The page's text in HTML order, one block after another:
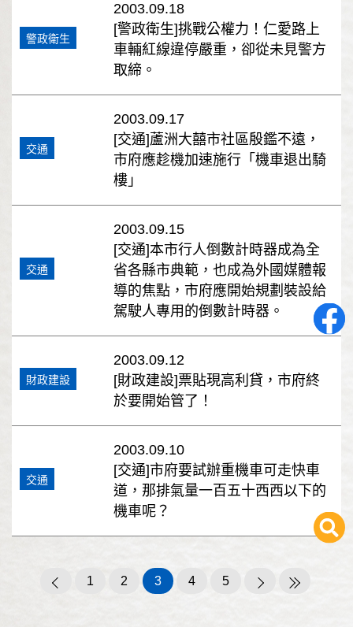
警政衛生
2003.09.18
[警政衛生]挑戰公權力！仁愛路上
車輛紅線違停嚴重，卻從未見警方
取締。
交通
2003.09.17
[交通]蘆洲大囍市社區殷鑑不遠，
市府應趁機加速施行「機車退出騎
樓」
交通
2003.09.15
[交通]本市行人倒數計時器成為全
省各縣市典範，也成為外國媒體報
導的焦點，市府應開始規劃裝設給
駕駛人專用的倒數計時器。
財政建設
2003.09.12
[財政建設]票貼現高利貸，市府終
於要開始管了！
交通
2003.09.10
[交通]市府要試辦重機車可走快車
道，那排氣量一百五十西西以下的
機車呢？
1 2 3 4 5